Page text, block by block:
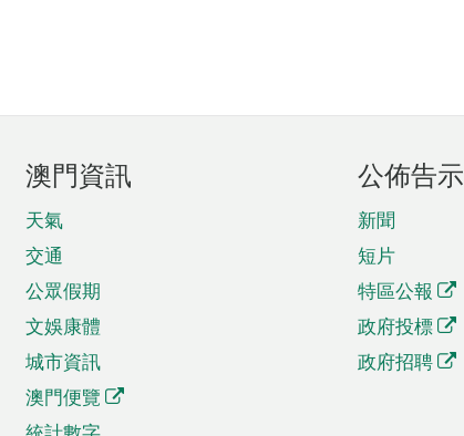
澳門資訊
天氣
交通
公眾假期
文娛康體
城市資訊
澳門便覽
公佈告示
新聞
短片
特區公報
政府投標
政府招聘